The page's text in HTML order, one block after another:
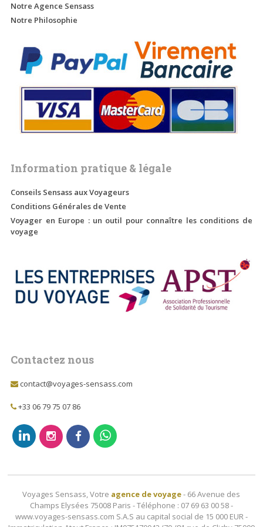
Notre Agence Sensass
Notre Philosophie
Information pratique & légale
Conseils Sensass aux Voyageurs
Conditions Générales de Vente
Voyager en Europe : un outil pour connaître les conditions de
voyage
Contactez nous
contact@voyages-sensass.com
+33 06 79 75 07 86
Voyages Sensass, Votre agence de voyage- 66 Avenue des
Champs Elysées 75008 Paris - Téléphone : 07 69 63 00 58 -
www.voyages-sensass.com S.A.S au capital social de 15 000 EUR -